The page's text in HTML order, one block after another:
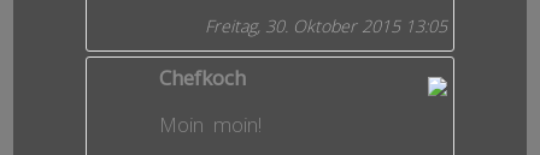
Freitag, 30. Oktober 2015 13:05
Chefkoch
Moin moin!